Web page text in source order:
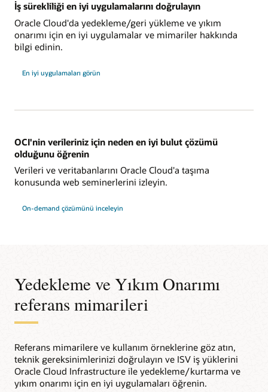
İş sürekliliği en iyi uygulamalarını doğrulayın
Oracle Cloud'da yedekleme/geri yükleme ve yıkım
onarımı için en iyi uygulamalar ve mimariler hakkında
bilgi edinin.
En iyi uygulamaları görün
OCI'nin verileriniz için neden en iyi bulut çözümü
olduğunu öğrenin
Verileri ve veritabanlarını Oracle Cloud'a taşıma
konusunda web seminerlerini izleyin.
On-demand çözümünü inceleyin
Yedekleme ve Yıkım Onarımı
referans mimarileri
Referans mimarilere ve kullanım örneklerine göz atın,
teknik gereksinimlerinizi doğrulayın ve ISV iş yüklerini
Oracle Cloud Infrastructure ile yedekleme/kurtarma ve
yıkım onarımı için en iyi uygulamaları öğrenin.